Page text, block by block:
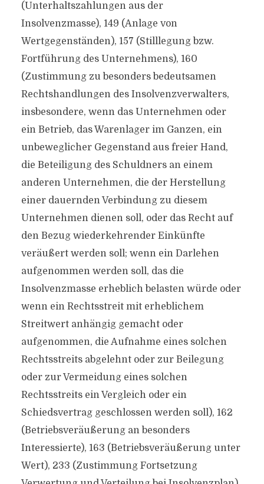
(Unterhaltszahlungen aus der
Insolvenzmasse), 149 (Anlage von
Wertgegenständen), 157 (Stilllegung bzw.
Fortführung des Unternehmens), 160
(Zustimmung zu besonders bedeutsamen
Rechtshandlungen des Insolvenzverwalters,
insbesondere, wenn das Unternehmen oder
ein Betrieb, das Warenlager im Ganzen, ein
unbeweglicher Gegenstand aus freier Hand,
die Beteiligung des Schuldners an einem
anderen Unternehmen, die der Herstellung
einer dauernden Verbindung zu diesem
Unternehmen dienen soll, oder das Recht auf
den Bezug wiederkehrender Einkünfte
veräußert werden soll; wenn ein Darlehen
aufgenommen werden soll, das die
Insolvenzmasse erheblich belasten würde oder
wenn ein Rechtsstreit mit erheblichem
Streitwert anhängig gemacht oder
aufgenommen, die Aufnahme eines solchen
Rechtsstreits abgelehnt oder zur Beilegung
oder zur Vermeidung eines solchen
Rechtsstreits ein Vergleich oder ein
Schiedsvertrag geschlossen werden soll), 162
(Betriebsveräußerung an besonders
Interessierte), 163 (Betriebsveräußerung unter
Wert), 233 (Zustimmung Fortsetzung